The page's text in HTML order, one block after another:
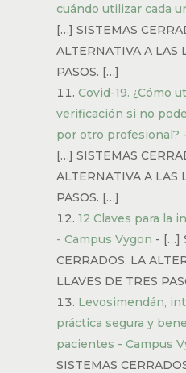
cuándo utilizar cada
[…] SISTEMAS
ALTERNATIVA A LAS
PASOS. […]
Covid-19. ¿Cómo
verificación si no
por otro profesional?
[…] SISTEMAS
ALTERNATIVA A LAS
PASOS. […]
12 Claves para la
- Campus Vygon - […]
CERRADOS. LA
LLAVES DE TRES
Levosimendán,
práctica segura y
pacientes - Campus
SISTEMAS